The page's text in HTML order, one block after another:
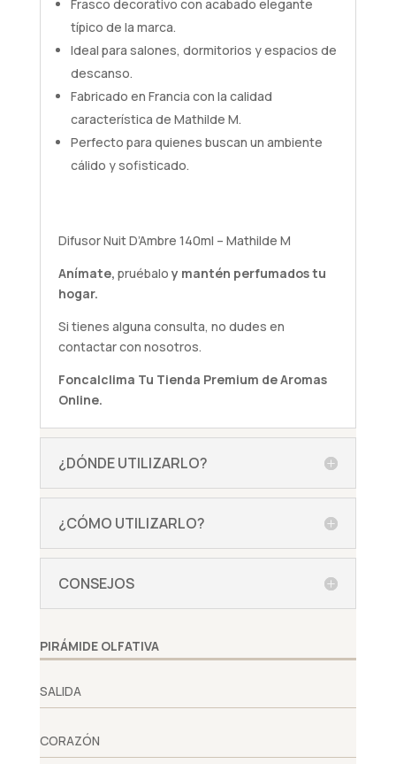
Frasco decorativo con acabado elegante
típico de la marca.
Ideal para salones, dormitorios y espacios de
descanso.
Fabricado en Francia con la calidad
característica de Mathilde M.
Perfecto para quienes buscan un ambiente
cálido y sofisticado.
Difusor Nuit D’Ambre 140ml – Mathilde M
Anímate, pruébalo y mantén perfumados tu
hogar.
Si tienes alguna consulta, no dudes en
contactar con nosotros.
Foncalclima Tu Tienda Premium de Aromas
Online.
¿DÓNDE UTILIZARLO?
¿CÓMO UTILIZARLO?
CONSEJOS
PIRÁMIDE OLFATIVA
SALIDA
CORAZÓN